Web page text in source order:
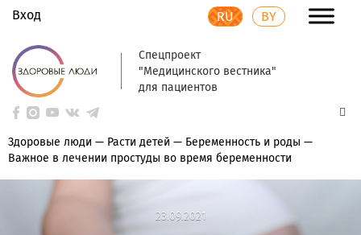
Вход RU BY
Спецпроект
"Медицинского вестника"
для пациентов
Здоровые люди — Расти детей — Беременность и роды —
Важное в лечении простуды во время беременности
23.09.2021